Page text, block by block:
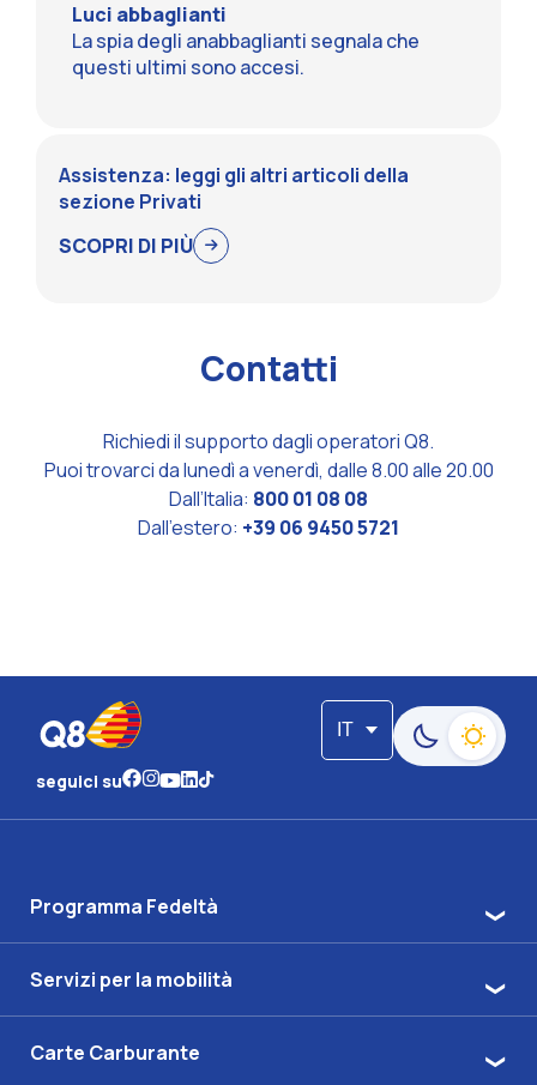
Luci abbaglianti
La spia degli anabbaglianti segnala che
questi ultimi sono accesi.
Assistenza: leggi gli altri articoli della
sezione Privati
SCOPRI DI PIÙ
Contatti
Richiedi il supporto dagli operatori Q8.
Puoi trovarci da lunedì a venerdì, dalle 8.00 alle 20.00
Dall’Italia: 800 01 08 08
Dall’estero: +39 06 9450 5721
IT
Passa alla
seguici su
Programma Fedeltà
Servizi per la mobilità
Carte Carburante